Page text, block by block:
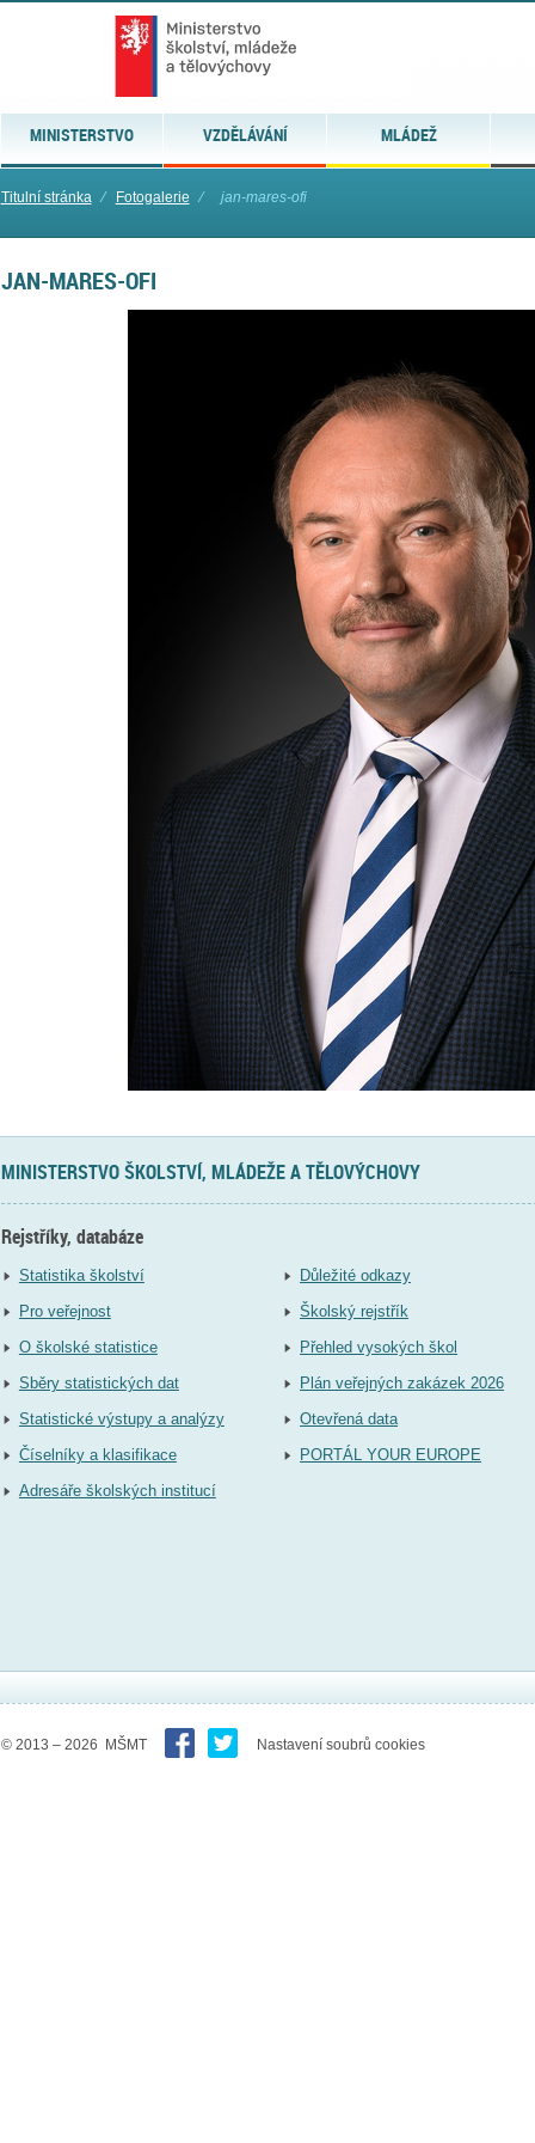
MINISTERSTVO VZDĚLÁVÁNÍ MLÁDEŽ
Titulní stránka ⁄ Fotogalerie ⁄ jan-mares-ofi
JAN-MARES-OFI
MINISTERSTVO ŠKOLSTVÍ, MLÁDEŽE A TĚLOVÝCHOVY
Rejstříky, databáze
Statistika školství
Pro veřejnost
O školské statistice
Sběry statistických dat
Statistické výstupy a analýzy
Číselníky a klasifikace
Adresáře školských institucí
Důležité odkazy
Školský rejstřík
Přehled vysokých škol
Plán veřejných zakázek 2026
Otevřená data
PORTÁL YOUR EUROPE
© 2013 – 2026 MŠMT Nastavení soubrů cookies